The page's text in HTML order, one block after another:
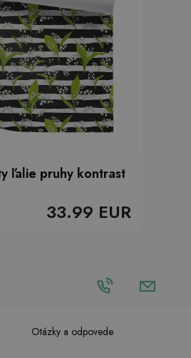
ľalie pruhy kontrast
33.99 EUR
Otázky a odpovede